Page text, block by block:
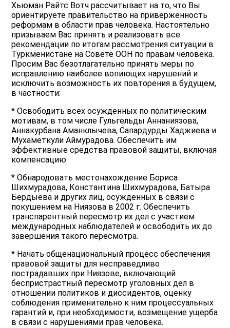
Хьюман Райтс Вотч рассчитывает на то, что Вы
ориентируете правительство на приверженность
реформам в области прав человека. Настоятельно
призываем Вас принять и реализовать все
рекомендации по итогам рассмотрения ситуации в
Туркменистане на Совете ООН по правам человека.
Просим Вас безотлагательно принять меры по
исправлению наиболее вопиющих нарушений и
исключить возможность их повторения в будущем,
в частности:
* Освободить всех осужденных по политическим
мотивам, в том числе Гульгельды Аннаниязова,
Аннакурбана Аманклычева, Сапардурды Хаджиева и
Мухаметкули Аймурадова. Обеспечить им
эффективные средства правовой защиты, включая
компенсацию.
* Обнародовать местонахождение Бориса
Шихмурадова, Константина Шихмурадова, Батыра
Бердыева и других лиц, осужденных в связи с
покушением на Ниязова в 2002 г. Обеспечить
транспарентный пересмотр их дел с участием
международных наблюдателей и освободить их до
завершения такого пересмотра.
* Начать общенациональный процесс обеспечения
правовой защиты для несправедливо
пострадавших при Ниязове, включающий
беспристрастный пересмотр уголовных дел в
отношении политиков и диссидентов, оценку
соблюдения применительно к ним процессуальных
гарантий и, при необходимости, возмещение ущерба
в связи с нарушениями прав человека.